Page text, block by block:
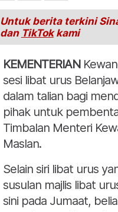
Untuk berita terkini
dan TikTokkami
KEMENTERIAN
sesi libat urus
dalam talian bagi
pihak untuk
Timbalan Menteri
Maslan.
Selain siri libat urus
susulan majlis libat
sini pada Jumaat,